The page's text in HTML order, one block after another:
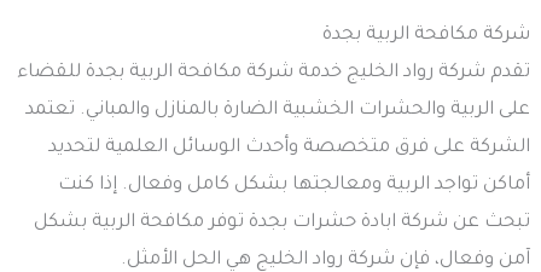
شركة مكافحة الربية بجدة
تقدم شركة رواد الخليج خدمة شركة مكافحة الربية بجدة للقضاء
على الربية والحشرات الخشبية الضارة بالمنازل والمباني. تعتمد
الشركة على فرق متخصصة وأحدث الوسائل العلمية لتحديد
أماكن تواجد الربية ومعالجتها بشكل كامل وفعال. إذا كنت
تبحث عن شركة ابادة حشرات بجدة توفر مكافحة الربية بشكل
آمن وفعال، فإن شركة رواد الخليج هي الحل الأمثل.